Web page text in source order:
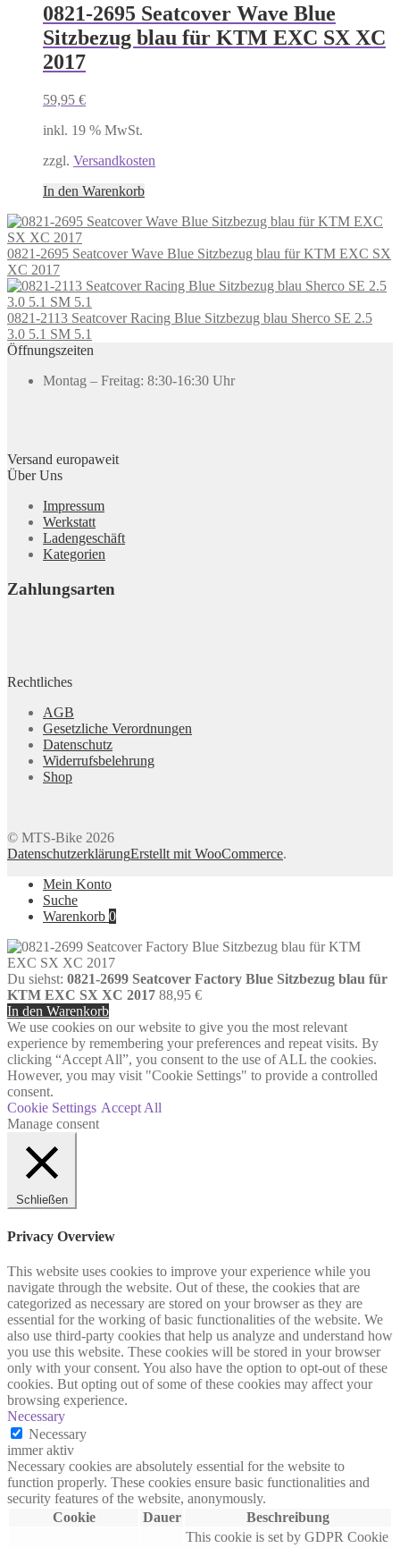
0821-2695 Seatcover Wave Blue
Sitzbezug blau für KTM EXC SX XC
2017
59,95 €
inkl. 19 % MwSt.
zzgl. Versandkosten
In den Warenkorb
0821-2695 Seatcover Wave Blue Sitzbezug blau für KTM EXC SX
XC 2017
0821-2113 Seatcover Racing Blue Sitzbezug blau Sherco SE 2.5
3.0 5.1 SM 5.1
Öffnungszeiten
Montag – Freitag: 8:30-16:30 Uhr
Versand europaweit
Über Uns
Impressum
Werkstatt
Ladengeschäft
Kategorien
Zahlungsarten
Rechtliches
AGB
Gesetzliche Verordnungen
Datenschutz
Widerrufsbelehrung
Shop
© MTS-Bike 2026
DatenschutzerklärungErstellt mit WooCommerce.
Mein Konto
Suche
Warenkorb 0
Du siehst: 0821-2699 Seatcover Factory Blue Sitzbezug blau für
KTM EXC SX XC 2017 88,95 €
In den Warenkorb
We use cookies on our website to give you the most relevant
experience by remembering your preferences and repeat visits. By
clicking “Accept All”, you consent to the use of ALL the cookies.
However, you may visit "Cookie Settings" to provide a controlled
consent.
Cookie Settings Accept All
Manage consent
Schließen
Privacy Overview
This website uses cookies to improve your experience while you
navigate through the website. Out of these, the cookies that are
categorized as necessary are stored on your browser as they are
essential for the working of basic functionalities of the website. We
also use third-party cookies that help us analyze and understand how
you use this website. These cookies will be stored in your browser
only with your consent. You also have the option to opt-out of these
cookies. But opting out of some of these cookies may affect your
browsing experience.
Necessary
Necessary
immer aktiv
Necessary cookies are absolutely essential for the website to
function properly. These cookies ensure basic functionalities and
security features of the website, anonymously.
Cookie
Dauer Beschreibung
This cookie is set by GDPR Cookie